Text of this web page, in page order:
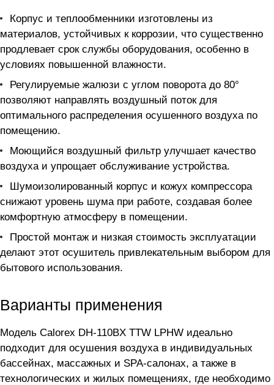
Корпус и теплообменники изготовлены из
материалов, устойчивых к коррозии, что существенно
продлевает срок службы оборудования, особенно в
условиях повышенной влажности.
Регулируемые жалюзи с углом поворота до 80°
позволяют направлять воздушный поток для
оптимального распределения осушенного воздуха по
помещению.
Моющийся воздушный фильтр улучшает качество
воздуха и упрощает обслуживание устройства.
Шумоизолированный корпус и кожух компрессора
снижают уровень шума при работе, создавая более
комфортную атмосферу в помещении.
Простой монтаж и низкая стоимость эксплуатации
делают этот осушитель привлекательным выбором для
бытового использования.
Варианты применения
Модель Calorex DH-110BX TTW LPHW идеально
подходит для осушения воздуха в индивидуальных
бассейнах, массажных и SPA-салонах, а также в
технологических и жилых помещениях, где необходимо